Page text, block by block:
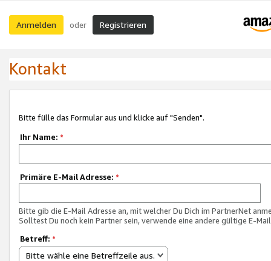
Anmelden oder Registrieren
Kontakt
Bitte fülle das Formular aus und klicke auf "Senden".
Ihr Name: *
Primäre E-Mail Adresse: *
Bitte gib die E-Mail Adresse an, mit welcher Du Dich im PartnerNet
Solltest Du noch kein Partner sein, verwende eine andere gültige E-
Betreff: *
Bitte wähle eine Betreffzeile aus.